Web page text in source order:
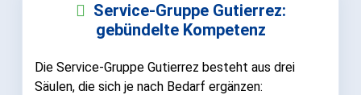
Service-Gruppe Gutierrez:
gebündelte Kompetenz
Die Service-Gruppe Gutierrez besteht aus drei
Säulen, die sich je nach Bedarf ergänzen: